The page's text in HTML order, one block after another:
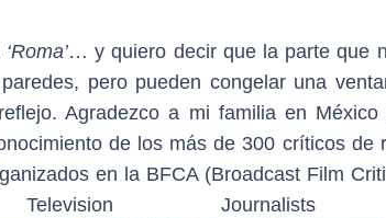
‘Roma’… y quiero decir que la parte que
pero pueden congelar una
Agradezco a mi familia en
de los más de 300 críticos de
en la BFCA (Broadcast Film
Journalists